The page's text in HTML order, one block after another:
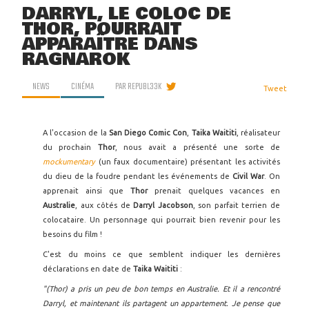
DARRYL, LE COLOC DE
THOR, POURRAIT
APPARAÎTRE DANS
RAGNAROK
NEWS CINÉMA PARREPUBL33K Tweet
A l'occasion de la San Diego Comic Con Taika Waititi, réalisateur
du prochain Thor, nous avait a présenté une sorte de
mockumentary (un faux documentaire) présentant les activités
du dieu de la foudre pendant les événements de Civil War. On
apprenait ainsi que Thor prenait quelques vacances en
Australie , aux côtés de Darryl Jacobson, son parfait terrien de
colocataire. Un personnage qui pourrait bien revenir pour les
besoins du film !
C'est du moins ce que semblent indiquer les dernières
déclarations en date de Taika Waititi :
"(Thor) a pris un peu de bon temps en Australie. Et il a rencontré
Darryl, et maintenant ils partagent un appartement. Je pense que